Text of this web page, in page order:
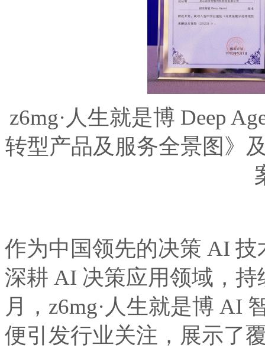
z6mg·人生就是博 Deep
转型产品及服务全景图》
作为中国领先的决策 AI 技
深耕 AI 决策应用领域，
月，z6mg·人生就是博
便引发行业关注，展示了